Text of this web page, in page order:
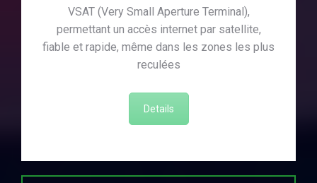
VSAT (Very Small Aperture Terminal),
permettant un accès internet par satellite,
fiable et rapide, même dans les zones les plus
reculées
Details